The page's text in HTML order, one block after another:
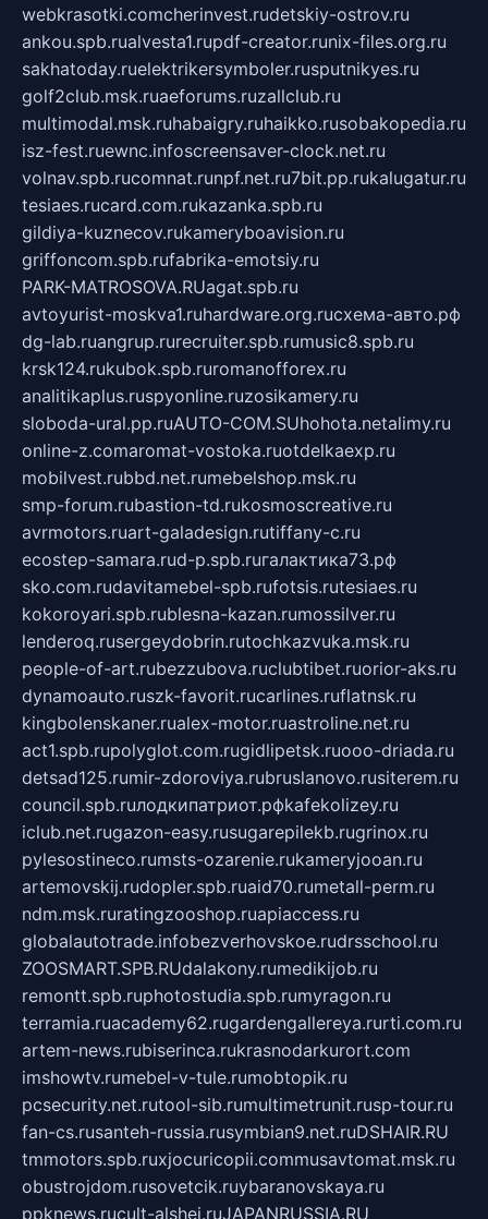
webkrasotki.comcherinvest.rudetskiy-ostrov.ru
ankou.spb.rualvesta1.rupdf-creator.runix-files.org.ru
sakhatoday.ruelektrikersymboler.rusputnikyes.ru
golf2club.msk.ruaeforums.ruzallclub.ru
multimodal.msk.ruhabaigry.ruhaikko.rusobakopedia.ru
isz-fest.ruewnc.infoscreensaver-clock.net.ru
volnav.spb.rucomnat.runpf.net.ru7bit.pp.rukalugatur.ru
tesiaes.rucard.com.rukazanka.spb.ru
gildiya-kuznecov.rukameryboavision.ru
griffoncom.spb.rufabrika-emotsiy.ru
PARK-MATROSOVA.RUagat.spb.ru
avtoyurist-moskva1.ruhardware.org.ruсхема-авто.рф
dg-lab.ruangrup.rurecruiter.spb.rumusic8.spb.ru
krsk124.rukubok.spb.ruromanofforex.ru
analitikaplus.ruspyonline.ruzosikamery.ru
sloboda-ural.pp.ruAUTO-COM.SUhohota.netalimy.ru
online-z.comaromat-vostoka.ruotdelkaexp.ru
mobilvest.rubbd.net.rumebelshop.msk.ru
smp-forum.rubastion-td.rukosmoscreative.ru
avrmotors.ruart-galadesign.rutiffany-c.ru
ecostep-samara.rud-p.spb.ruгалактика73.рф
sko.com.rudavitamebel-spb.rufotsis.rutesiaes.ru
kokoroyari.spb.rublesna-kazan.rumossilver.ru
lenderoq.rusergeydobrin.rutochkazvuka.msk.ru
people-of-art.rubezzubova.ruclubtibet.ruorior-aks.ru
dynamoauto.ruszk-favorit.rucarlines.ruflatnsk.ru
kingbolenskaner.rualex-motor.ruastroline.net.ru
act1.spb.rupolyglot.com.rugidlipetsk.ruooo-driada.ru
detsad125.rumir-zdoroviya.rubruslanovo.rusiterem.ru
council.spb.ruлодкипатриот.рфkafekolizey.ru
iclub.net.rugazon-easy.rusugarepilekb.rugrinox.ru
pylesostineco.rumsts-ozarenie.rukameryjooan.ru
artemovskij.rudopler.spb.ruaid70.rumetall-perm.ru
ndm.msk.ruratingzooshop.ruapiaccess.ru
globalautotrade.infobezverhovskoe.rudrsschool.ru
ZOOSMART.SPB.RUdalakony.rumedikijob.ru
remontt.spb.ruphotostudia.spb.rumyragon.ru
terramia.ruacademy62.rugardengallereya.rurti.com.ru
artem-news.rubiserinca.rukrasnodarkurort.com
imshowtv.rumebel-v-tule.rumobtopik.ru
pcsecurity.net.rutool-sib.rumultimetrunit.rusp-tour.ru
fan-cs.rusanteh-russia.rusymbian9.net.ruDSHAIR.RU
tmmotors.spb.ruxjocuricopii.commusavtomat.msk.ru
obustrojdom.rusovetcik.ruybaranovskaya.ru
ppknews.rucult-alshei.ruJAPANRUSSIA.RU